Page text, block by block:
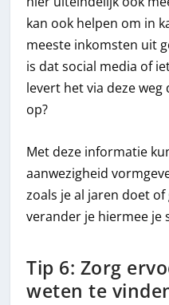
kan ook helpen om in
meeste inkomsten uit
is dat social media of
levert het via deze
op?
Met deze informatie
aanwezigheid
zoals je al jaren doet
verander je hiermee je
Tip 6: Zorg
weten te